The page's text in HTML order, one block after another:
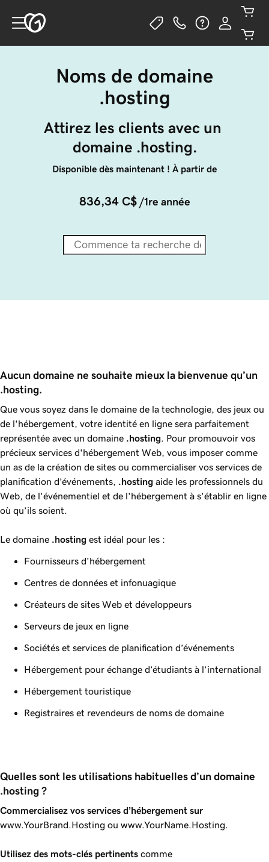
Noms de domaine
.hosting
Attirez les clients avec un
domaine .hosting.
Disponible dès maintenant ! À partir de
836,34 C$ /1re année
Aucun domaine ne souhaite mieux la bienvenue qu’un
.hosting.
Que vous soyez dans le domaine de la technologie, des jeux ou
de l'hébergement, votre identité en ligne sera parfaitement
représentée avec un domaine .hosting . Pour promouvoir vos
précieux services d'hébergement Web, vous imposer comme
un as de la création de sites ou commercialiser vos services de
planification d’événements,
.hosting aide les professionnels du
Web, de l'événementiel et de l'hébergement à s'établir en ligne
où qu’ils soient.
Le domaine .hosting est idéal pour les :
Fournisseurs d’hébergement
Centres de données et infonuagique
Créateurs de sites Web et développeurs
Serveurs de jeux en ligne
Sociétés et services de planification d’événements
Hébergement pour échange d’étudiants à l’international
Hébergement touristique
Registraires et revendeurs de noms de domaine
Quelles sont les utilisations habituelles d’un domaine
.hosting ?
Commercialisez vos services d’hébergement sur
www.YourBrand.Hosting ou www.YourName.Hosting.
Utilisez des mots-clés pertinents comme